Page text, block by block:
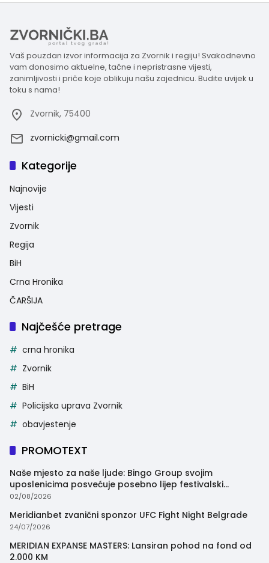
Vaš pouzdan izvor informacija za Zvornik i regiju! Svakodnevno
vam donosimo aktuelne, tačne i nepristrasne vijesti,
zanimljivosti i priče koje oblikuju našu zajednicu. Budite uvijek u
toku s nama!
Zvornik, 75400
zvornicki@gmail.com
Kategorije
Najnovije
Vijesti
Zvornik
Regija
BiH
Crna Hronika
ČARŠIJA
Najčešće pretrage
crna hronika
Zvornik
BiH
Policijska uprava Zvornik
obavjestenje
PROMOTEXT
Naše mjesto za naše ljude: Bingo Group svojim
uposlenicima posvećuje posebno lijep festivalski
trenutak
02/08/2026
Meridianbet zvanični sponzor UFC Fight Night Belgrade
24/07/2026
MERIDIAN EXPANSE MASTERS: Lansiran pohod na fond od
2.000 KM